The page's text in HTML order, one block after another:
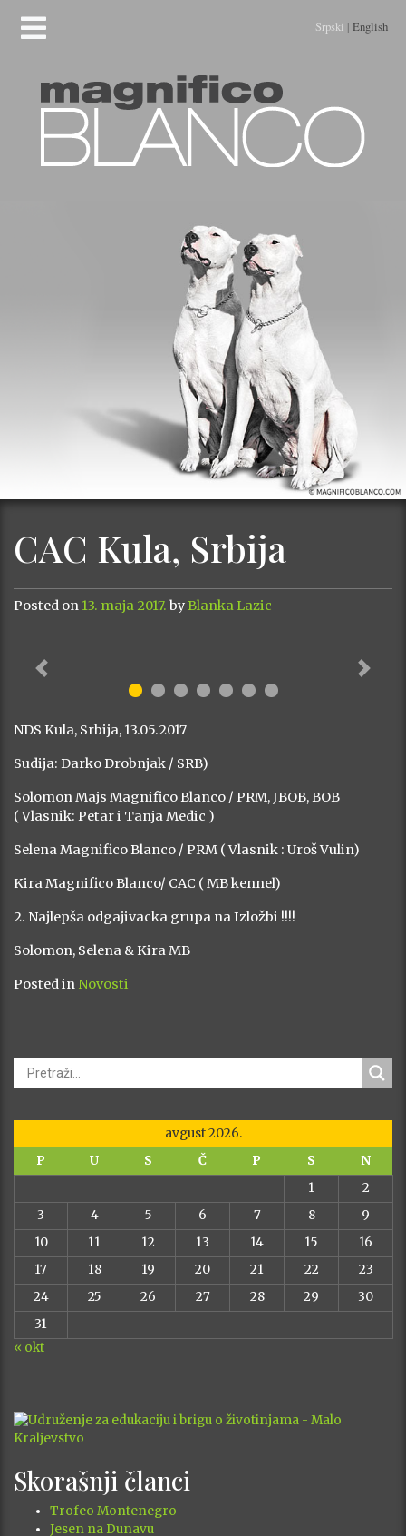
Srpski | English
CAC Kula, Srbija
Posted on 13. maja 2017. by Blanka Lazic
Previous Next
NDS Kula, Srbija, 13.05.2017
Sudija: Darko Drobnjak / SRB)
Solomon Majs Magnifico Blanco / PRM, JBOB, BOB
( Vlasnik: Petar i Tanja Medic )
Selena Magnifico Blanco / PRM ( Vlasnik : Uroš Vulin)
Kira Magnifico Blanco/ CAC ( MB kennel)
2. Najlepša odgajivacka grupa na Izložbi !!!!
Solomon, Selena & Kira MB
Posted in Novosti
avgust 2026.
P
U S Č P S
N
1
2
3
4 5 6 7 8
9
10
11 12 13 14 15
16
17
18 19 20 21 22
23
24
25 26 27 28 29
30
31
« okt
Skorašnji članci
Trofeo Montenegro
Jesen na Dunavu